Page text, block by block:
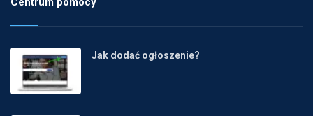
Jak dodać ogłoszenie?